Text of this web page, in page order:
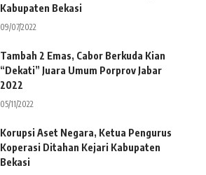
Kabupaten Bekasi
09/07/2022
Tambah 2 Emas, Cabor Berkuda Kian
“Dekati” Juara Umum Porprov Jabar
2022
05/11/2022
Korupsi Aset Negara, Ketua Pengurus
Koperasi Ditahan Kejari Kabupaten
Bekasi